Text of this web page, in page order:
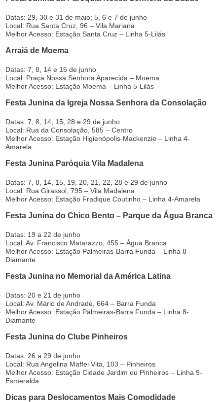
Datas: 29, 30 e 31 de maio; 5, 6 e 7 de junho
Local: Rua Santa Cruz, 96 – Vila Mariana
Melhor Acesso: Estação Santa Cruz – Linha 5-Lilás
Arraiá de Moema
Datas: 7, 8, 14 e 15 de junho
Local: Praça Nossa Senhora Aparecida – Moema
Melhor Acesso: Estação Moema – Linha 5-Lilás
Festa Junina da Igreja Nossa Senhora da Consolação
Datas: 7, 8, 14, 15, 28 e 29 de junho
Local: Rua da Consolação, 585 – Centro
Melhor Acesso: Estação Higienópolis-Mackenzie – Linha 4-
Amarela
Festa Junina Paróquia Vila Madalena
Datas: 7, 8, 14, 15, 19, 20, 21, 22, 28 e 29 de junho
Local: Rua Girassol, 795 – Vila Madalena
Melhor Acesso: Estação Fradique Coutinho – Linha 4-Amarela
Festa Junina do Chico Bento – Parque da Água Branca
Datas: 19 a 22 de junho
Local: Av. Francisco Matarazzo, 455 – Água Branca
Melhor Acesso: Estação Palmeiras-Barra Funda – Linha 8-
Diamante
Festa Junina no Memorial da América Latina
Datas: 20 e 21 de junho
Local: Av. Mário de Andrade, 664 – Barra Funda
Melhor Acesso: Estação Palmeiras-Barra Funda – Linha 8-
Diamante
Festa Junina do Clube Pinheiros
Datas: 26 a 29 de junho
Local: Rua Angelina Maffei Vita, 103 – Pinheiros
Melhor Acesso: Estação Cidade Jardim ou Pinheiros – Linha 9-
Esmeralda
Dicas para Deslocamentos Mais Comodidade